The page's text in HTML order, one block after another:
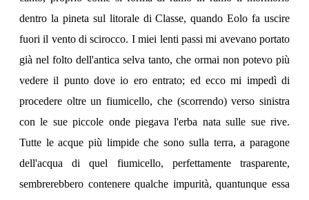
dentro la pineta sul litorale di Classe, quando Eolo fa uscire
fuori il vento di scirocco. I miei lenti passi mi avevano portato
già nel folto dell'antica selva tanto, che ormai non potevo più
vedere il punto dove io ero entrato; ed ecco mi impedì di
procedere oltre un fiumicello, che (scorrendo) verso sinistra
con le sue piccole onde piegava l'erba nata sulle sue rive.
Tutte le acque più limpide che sono sulla terra, a paragone
dell'acqua di quel fiumicello, perfettamente trasparente,
sembrerebbero contenere qualche impurità, quantunque essa